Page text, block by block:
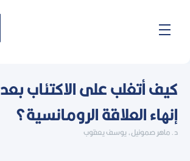
المحتوى
كيف أتغلب على الاكتئاب بعد
إنهاء العلاقة الرومانسية؟
د. ماهر صموئيل، يوسف يعقوب